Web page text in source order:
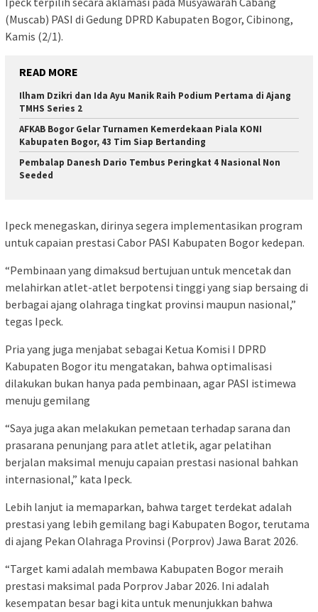
(Muscab) PASI di Gedung DPRD Kabupaten Bogor, Cibinong,
Kamis (2/1).
READ MORE
Ilham Dzikri dan Ida Ayu Manik Raih Podium Pertama di Ajang
TMHS Series 2
AFKAB Bogor Gelar Turnamen Kemerdekaan Piala KONI
Kabupaten Bogor, 43 Tim Siap Bertanding
Pembalap Danesh Dario Tembus Peringkat 4 Nasional Non
Seeded
Ipeck menegaskan, dirinya segera implementasikan program
untuk capaian prestasi Cabor PASI Kabupaten Bogor kedepan.
“Pembinaan yang dimaksud bertujuan untuk mencetak dan
melahirkan atlet-atlet berpotensi tinggi yang siap bersaing di
berbagai ajang olahraga tingkat provinsi maupun nasional,”
tegas Ipeck.
Pria yang juga menjabat sebagai Ketua Komisi I DPRD
Kabupaten Bogor itu mengatakan, bahwa optimalisasi
dilakukan bukan hanya pada pembinaan, agar PASI istimewa
menuju gemilang
“Saya juga akan melakukan pemetaan terhadap sarana dan
prasarana penunjang para atlet atletik, agar pelatihan
berjalan maksimal menuju capaian prestasi nasional bahkan
internasional,” kata Ipeck.
Lebih lanjut ia memaparkan, bahwa target terdekat adalah
prestasi yang lebih gemilang bagi Kabupaten Bogor, terutama
di ajang Pekan Olahraga Provinsi (Porprov) Jawa Barat 2026.
“Target kami adalah membawa Kabupaten Bogor meraih
prestasi maksimal pada Porprov Jabar 2026. Ini adalah
kesempatan besar bagi kita untuk menunjukkan bahwa